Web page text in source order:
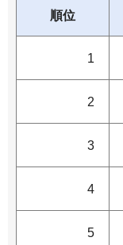
順位
1
2
3
4
5